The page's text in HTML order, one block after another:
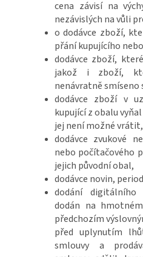
cena závisí na
nezávislých na vůli
o dodávce zboží,
přání kupujícího
dodávce zboží,
jakož i zboží,
nenávratně smíseno
dodávce zboží v
kupující z obalu
jej není možné vrátit,
dodávce zvukové
nebo počítačového
jejich původní obal,
dodávce novin,
dodání digitálního
dodán na
předchozím
před uplynutím
smlouvy a